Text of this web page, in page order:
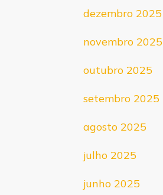
dezembro 2025
novembro 2025
outubro 2025
setembro 2025
agosto 2025
julho 2025
junho 2025